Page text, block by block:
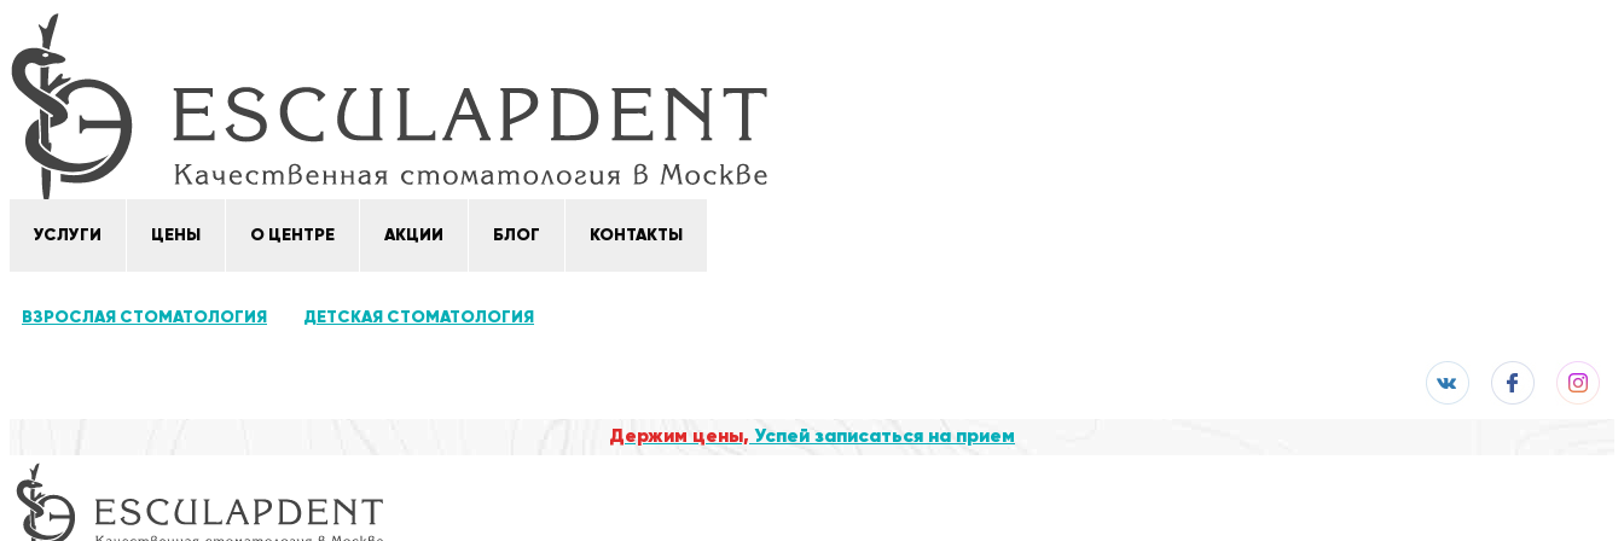
УСЛУГИ ЦЕНЫ О ЦЕНТРЕ АКЦИИ БЛОГ КОНТАКТЫ
ВЗРОСЛАЯ СТОМАТОЛОГИЯ ДЕТСКАЯ СТОМАТОЛОГИЯ
Держим цены, Успей записаться на прием